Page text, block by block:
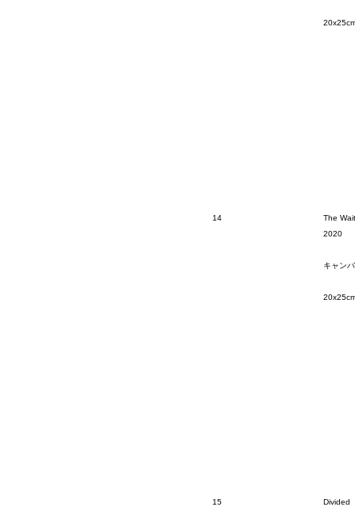
14
The Wait
2020
キャン
15
Divided